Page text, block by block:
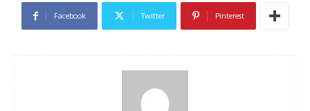
Facebook Twitter Pinterest